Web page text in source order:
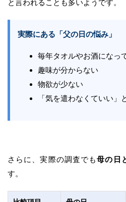
と言われることも多いようです。
実際にある「父の日の悩み」
毎年タオルやお酒になっ
趣味が分からない
物欲が少ない
「気を遣わなくていい」
さらに、実際の調査でも母の日
す。